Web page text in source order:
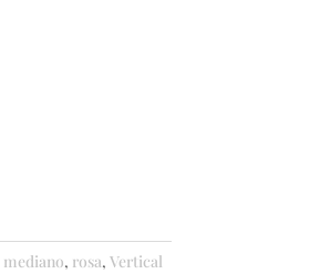
mediano, rosa, Vertical